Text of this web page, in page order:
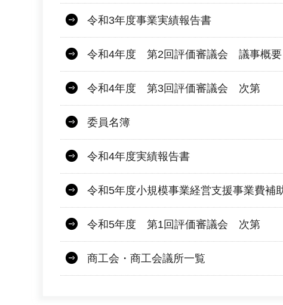
令和3年度事業実績報告書
令和4年度 第2回評価審議会 議事概要
令和4年度 第3回評価審議会 次第
委員名簿
令和4年度実績報告書
令和5年度小規模事業経営支援事業費補
令和5年度 第1回評価審議会 次第
商工会・商工会議所一覧